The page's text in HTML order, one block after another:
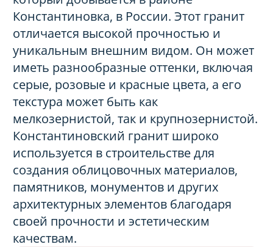
Константиновка, в России. Этот гранит
отличается высокой прочностью и
уникальным внешним видом. Он может
иметь разнообразные оттенки, включая
серые, розовые и красные цвета, а его
текстура может быть как
мелкозернистой, так и крупнозернистой.
Константиновский гранит широко
используется в строительстве для
создания облицовочных материалов,
памятников, монументов и других
архитектурных элементов благодаря
своей прочности и эстетическим
качествам.